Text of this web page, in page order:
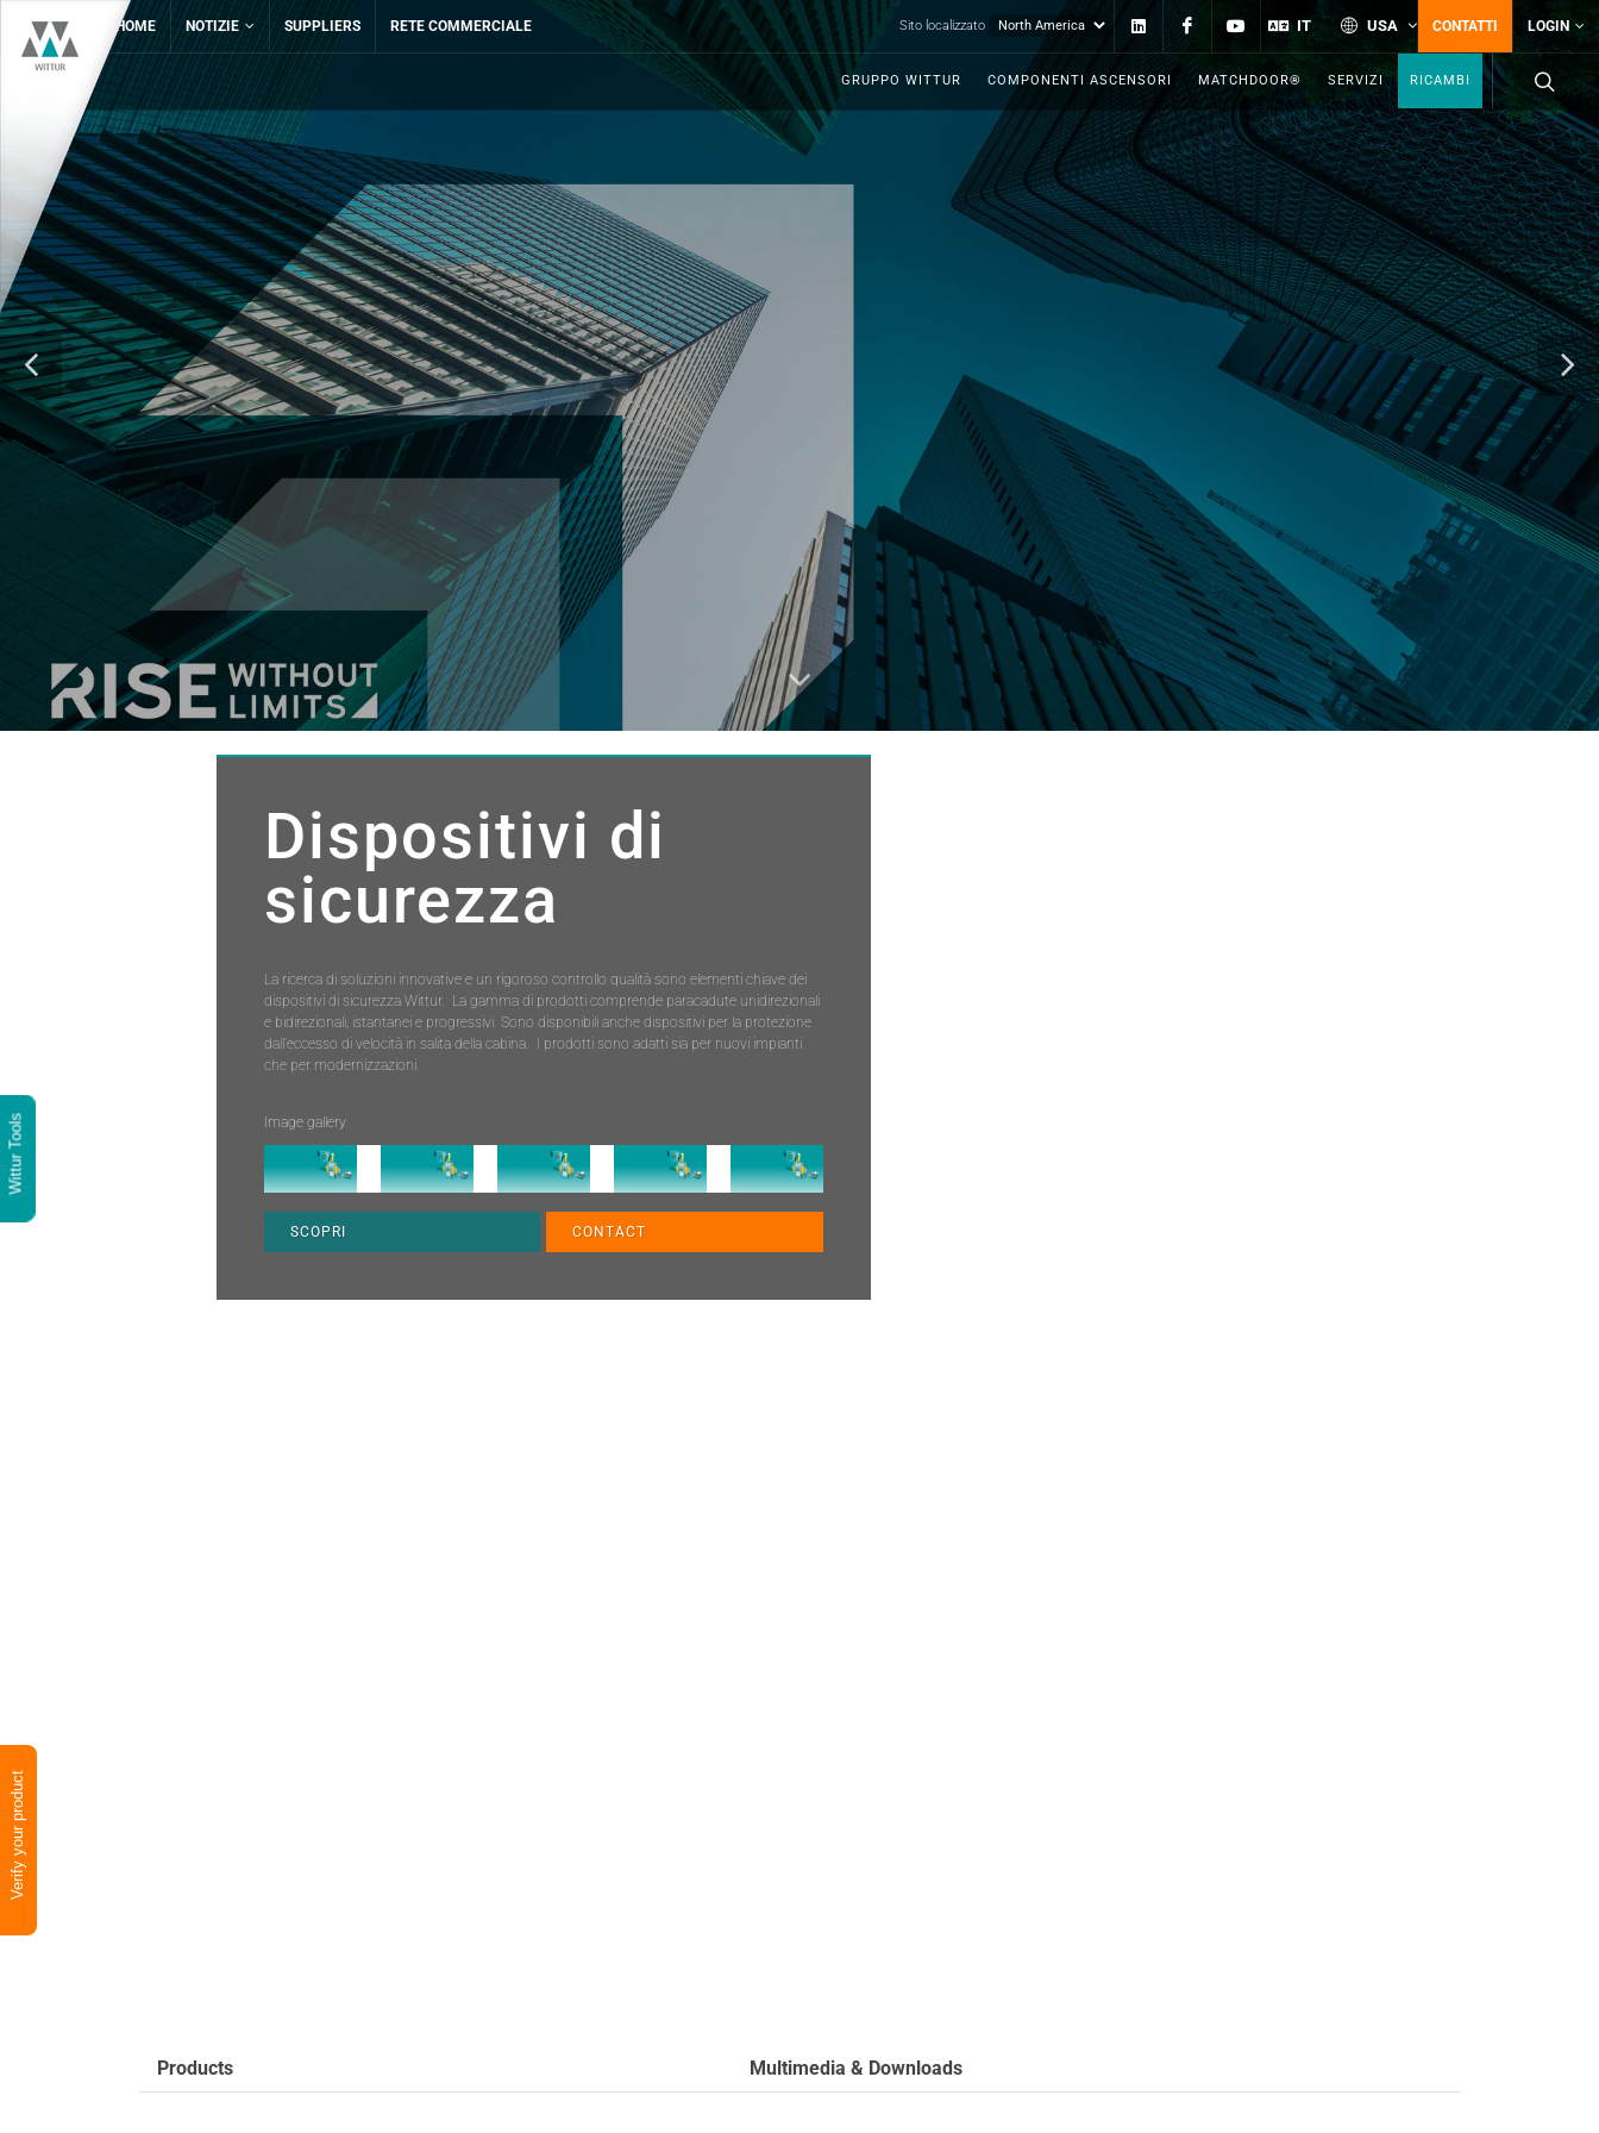
Wittur Tools
Verify your product
HOME NOTIZIE SUPPLIERS RETE COMMERCIALE Sito localizzato Linkedin FacebookYouTube
IT USA CONTATTI LOGIN
GRUPPO WITTUR COMPONENTI ASCENSORI MATCHDOOR® SERVIZI RICAMBI
Dispositivi di
sicurezza
La ricerca di soluzioni innovative e un rigoroso controllo qualità sono elementi chiave dei
dispositivi di sicurezza Wittur. La gamma di prodotti comprende paracadute unidirezionali
e bidirezionali, istantanei e progressivi. Sono disponibili anche dispositivi per la protezione
dall'eccesso di velocità in salita della cabina. I prodotti sono adatti sia per nuovi impianti
che per modernizzazioni.
Image gallery
SCOPRI CONTACT
Products Multimedia & Downloads